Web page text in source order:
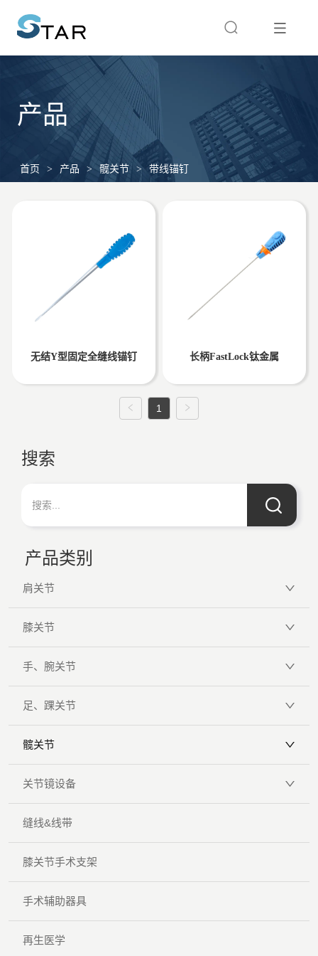
产品
首页 > 产品 > 髋关节 > 带线锚钉
无结Y型固定全缝线锚钉 长柄FastLock钛金属
1
搜索
产品类别
肩关节
膝关节
手、腕关节
足、踝关节
髋关节
关节镜设备
缝线&线带
膝关节手术支架
手术辅助器具
再生医学